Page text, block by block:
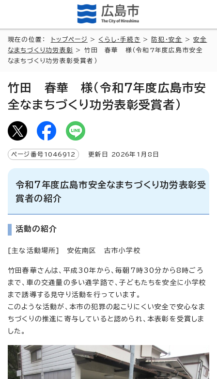
現在の位置： トップページ > くらし・手続き > 防犯・安全 >安全
なまちづくり功労表彰 > 竹田 春華 様（令和7年度広島市安全
なまちづくり功労表彰受賞者）
竹田 春華 様（令和7年度広島市安
全なまちづくり功労表彰受賞者）
ページ番号 1046912 更新日 2026年1月8日
令和7年度広島市安全なまちづくり功労表彰受
賞者の紹介
活動の紹介
[主な活動場所] 安佐南区 古市小学校
竹田春華さんは、平成30年から、毎朝7時30分から8時ごろ
まで、車の交通量の多い通学路で、子どもたちを安全に小学校
まで誘導する見守り活動を行っています。
このような活動が、本市の犯罪の起こりにくい安全で安心なま
ちづくりの推進に寄与していると認められ、本表彰を受賞しま
した。